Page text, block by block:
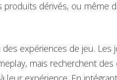
dérivés, ou même
expériences de jeu. Les
mais recherchent